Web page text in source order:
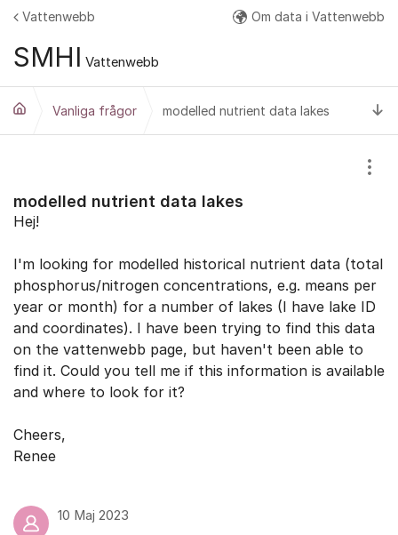
Hoppa till innehåll
SMHI Vattenwebb
Vattenwebb Om data i Vattenwebb
Vanliga frågor modelled nutrient data lakes
modelled nutrient data lakes
Hej!
I'm looking for modelled historical nutrient data (total
phosphorus/nitrogen concentrations, e.g. means per
year or month) for a number of lakes (I have lake ID
and coordinates). I have been trying to find this data
on the vattenwebb page, but haven't been able to
find it. Could you tell me if this information is available
and where to look for it?
Cheers,
Renee
10 Maj 2023